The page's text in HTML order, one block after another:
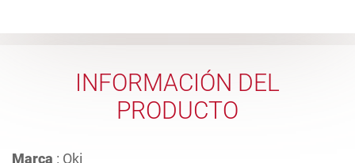
INFORMACIÓN DEL
PRODUCTO
Marca : Oki